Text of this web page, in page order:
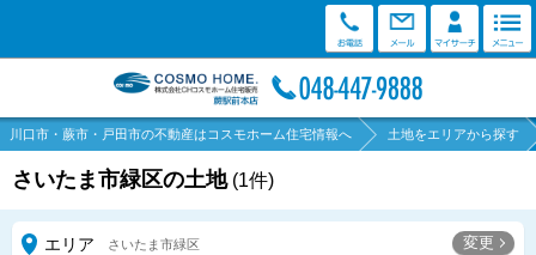
川口市・蕨市・戸田市の不動産はコスモホーム住宅情報へ 土地をエリアから探す
さいたま市緑区の土地 (1件)
エリア さいたま市緑区 変更